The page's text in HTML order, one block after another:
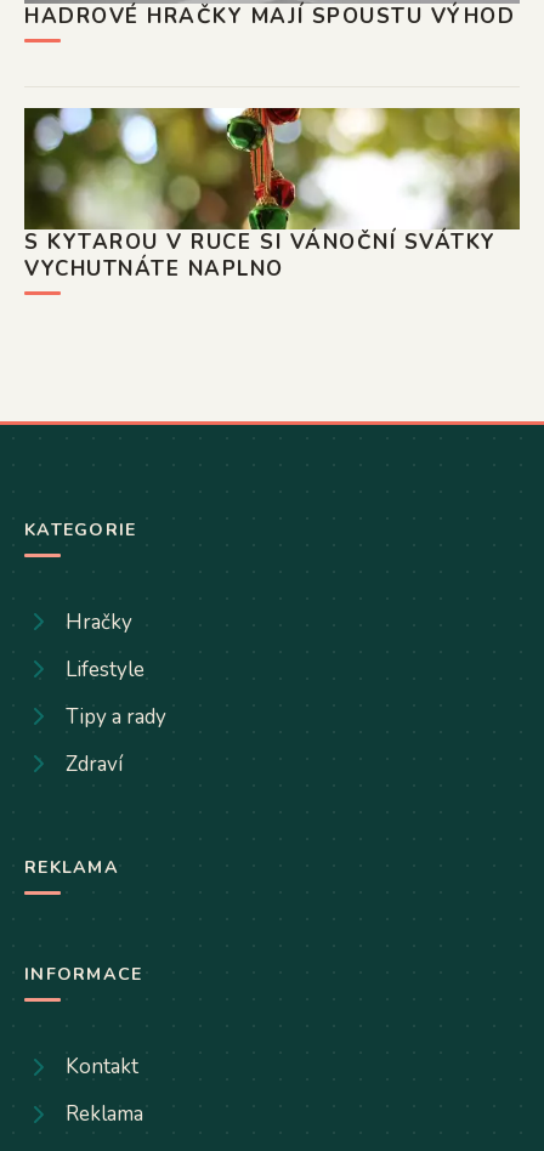
HADROVÉ HRAČKY MAJÍ SPOUSTU VÝHOD
S KYTAROU V RUCE SI VÁNOČNÍ SVÁTKY
VYCHUTNÁTE NAPLNO
KATEGORIE
Hračky
Lifestyle
Tipy a rady
Zdraví
REKLAMA
INFORMACE
Kontakt
Reklama